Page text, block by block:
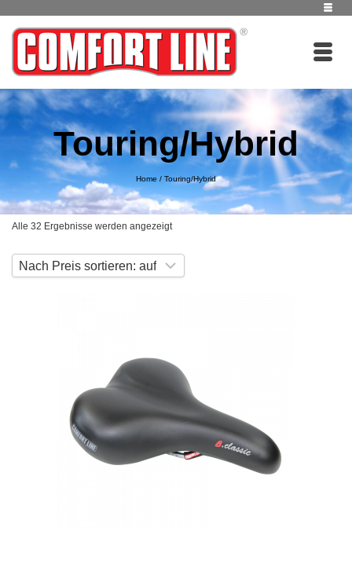
Touring/Hybrid
Home / Touring/Hybrid
Alle 32 Ergebnisse werden angezeigtNach
sortiert: